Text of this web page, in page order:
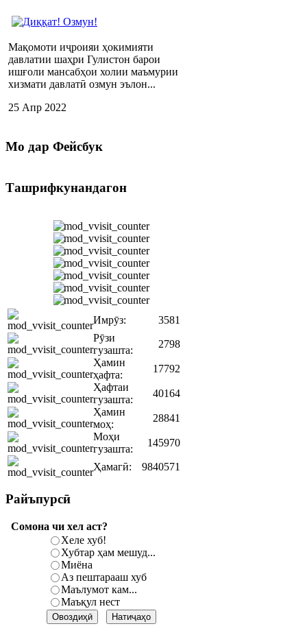
Мақомоти иҷроияи ҳокимияти
давлатии шаҳри Гулистон барои
ишғоли мансабҳои холии маъмурии
хизмати давлатӣ озмун эълон...
25 Апр 2022
Мо дар Фейсбук
Ташрифкунандагон
Имрӯз:
3581
Рӯзи
гузашта:
2798
Ҳамин
ҳафта:
17792
Ҳафтаи
гузашта:
40164
Ҳамин
моҳ:
28841
Моҳи
гузашта:
145970
Ҳамагӣ: 9840571
Райъпурсӣ
Сомона чи хел аст?
Хеле хуб!
Хубтар ҳам мешуд...
Миёна
Аз пештарааш хуб
Маълумот кам...
Маъқул нест